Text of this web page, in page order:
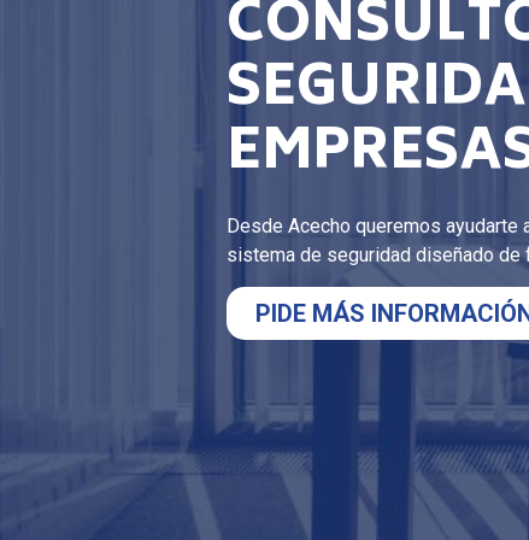
Desde Acecho queremos
sistema de seguridad diseñado de
PIDE MÁS